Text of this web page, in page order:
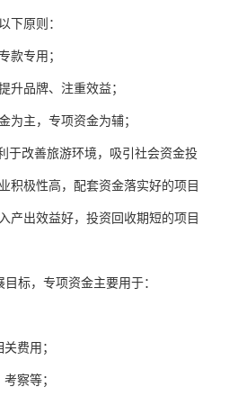
下原则：
款专用；
升品牌、注重效益；
为主，专项资金为辅；
于改善旅游环境，吸引社会资金投
积极性高，配套资金落实好的项目
产出效益好，投资回收期短的项目
标，专项资金主要用于：
费用；
察等；